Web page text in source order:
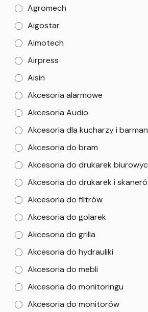
Agromech
Aigostar
Aimotech
Airpress
Aisin
Akcesoria alarmowe
Akcesoria Audio
Akcesoria dla kucharzy i
Akcesoria do bram
Akcesoria do drukarek
Akcesoria do drukarek i
Akcesoria do filtrów
Akcesoria do golarek
Akcesoria do grilla
Akcesoria do hydrauliki
Akcesoria do mebli
Akcesoria do monitoringu
Akcesoria do monitorów